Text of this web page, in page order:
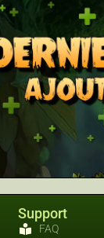
Support
FAQ